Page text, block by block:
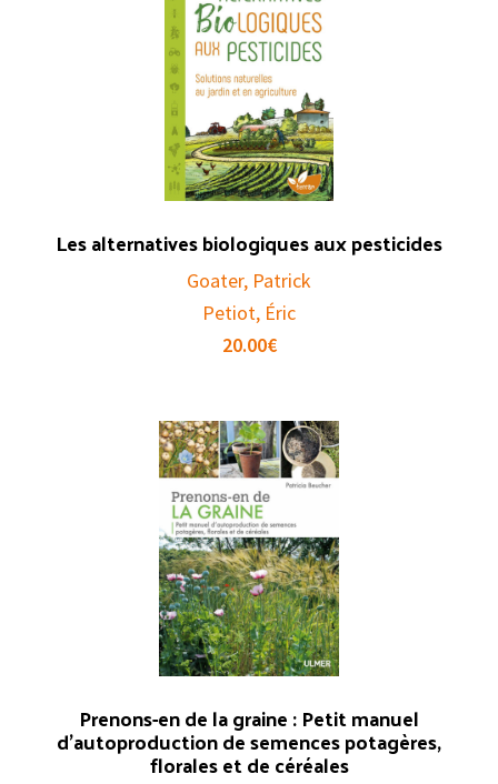
Les alternatives biologiques aux pesticides
Goater, Patrick
Petiot, Éric
20.00€
Prenons-en de la graine : Petit manuel
d’autoproduction de semences potagères,
florales et de céréales